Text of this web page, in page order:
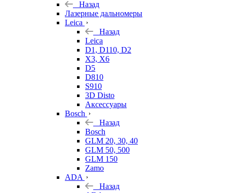
Назад
Лазерные дальномеры
Leica
Назад
Leica
D1, D110, D2
X3, X6
D5
D810
S910
3D Disto
Аксессуары
Bosch
Назад
Bosch
GLM 20, 30, 40
GLM 50, 500
GLM 150
Zamo
ADA
Назад